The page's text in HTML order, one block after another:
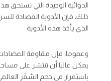
الدوائية الوحيدة التي
ذلك، فإن الأدوية المضادة
الذي يأخذ هذه الأدوية.
وعموما، فإن مقاومة
يمكن غالبا أن تنتشر على
باستمرار في حجم السَّفَر